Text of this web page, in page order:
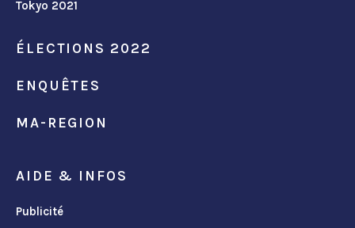
Tokyo 2021
ÉLECTIONS 2022
ENQUÊTES
MA-REGION
AIDE & INFOS
Publicité